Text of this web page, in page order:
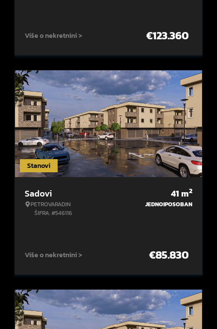
Više o nekretnini > €123.360
Stanovi
Sadovi
PETROVARADIN
ŠIFRA: #546116
41m2
JEDNOIPOSOBAN
Više o nekretnini > €85.830